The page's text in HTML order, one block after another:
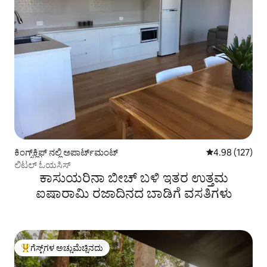
ಕಿಂಗ್ಸ್‌ಕ್ಲಿಫ್ ನಲ್ಲಿ ಅಪಾರ್ಟ್‌ಮಂಟ್ 5 ರಲ್ಲಿ 4.98
4.98 (127)
ಲಿಟಲ್ ಓಯಸಿಸ್
ಕಾಸುಯರಿನಾ ಬೀಚ್ ಬಳಿ ಇತರ ಉತ್ತಮ
ಐಷಾರಾಮಿ ರಜಾದಿನದ ಬಾಡಿಗೆ ವಸತಿಗಳು
ಗೆಸ್ಟ್‌ಗಳಿಗೆ ಅತಿ ಹೆಚ್ಚು ಅಚ್ಚುಮೆಚ್ಚಿನದು
ಗೆಸ್ಟ್‌ಗಳ ಅಚ್ಚುಮೆಚ್ಚಿನದು